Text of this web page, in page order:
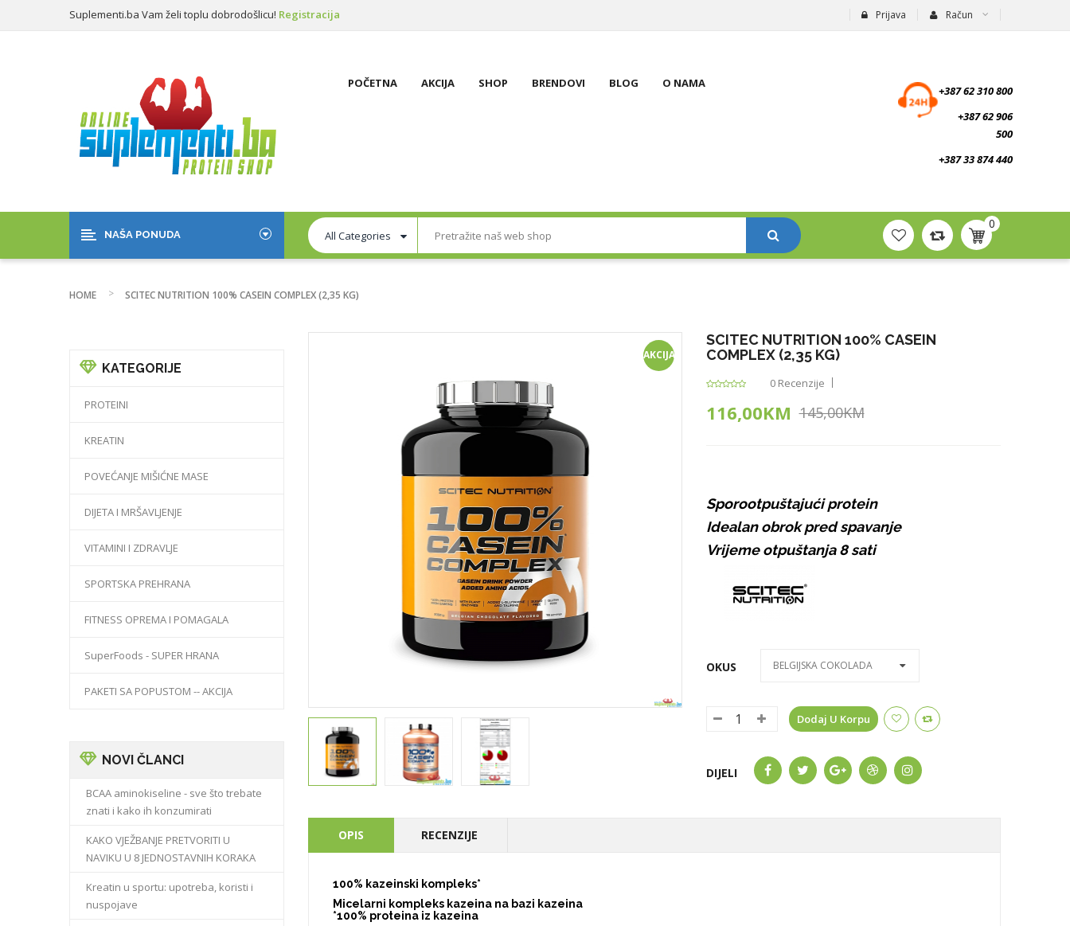
Suplementi.ba Vam želi toplu dobrodošlicu! Registracija
Prijava Račun
POČETNA AKCIJA SHOP BRENDOVI BLOG O NAMA
+387 62 310 800
+387 62 906
500
+387 33 874 440
NAŠA PONUDA
0
HOME SCITEC NUTRITION 100% CASEIN COMPLEX (2,35 KG)
KATEGORIJE
PROTEINI
KREATIN
POVEĆANJE MIŠIĆNE MASE
DIJETA I MRŠAVLJENJE
VITAMINI I ZDRAVLJE
SPORTSKA PREHRANA
FITNESS OPREMA I POMAGALA
SuperFoods - SUPER HRANA
PAKETI SA POPUSTOM -- AKCIJA
NOVI ČLANCI
BCAA aminokiseline - sve što trebate
znati i kako ih konzumirati
KAKO VJEŽBANJE PRETVORITI U
NAVIKU U 8 JEDNOSTAVNIH KORAKA
Kreatin u sportu: upotreba, koristi i
nuspojave
AKCIJA!
SCITEC NUTRITION 100% CASEIN
COMPLEX (2,35 KG)
0 Recenzije
116,00KM 145,00KM
Sporootpuštajući protein
Idealan obrok pred spavanje
Vrijeme otpuštanja 8 sati
OKUS BELGIJSKA COKOLADA
Dodaj U Korpu
DIJELI
OPIS RECENZIJE
100% kazeinski kompleks*
Micelarni kompleks kazeina na bazi kazeina
*100% proteina iz kazeina